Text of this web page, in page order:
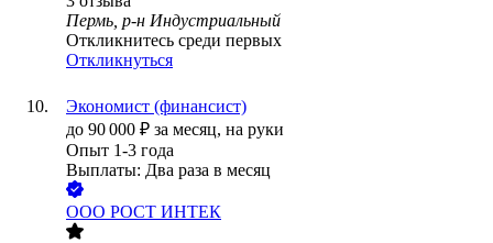
Пермь, р-н Индустриальный
Откликнитесь среди первых
Откликнуться
Экономист (финансист)
до 90 000 ₽ за месяц, на руки
Опыт 1-3 года
Выплаты: Два раза в месяц
ООО РОСТ ИНТЕК